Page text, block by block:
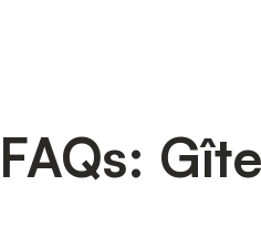
FAQs: